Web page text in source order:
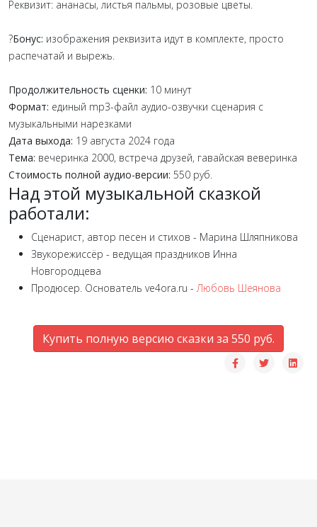
Реквизит: ананасы, листья пальмы, розовые цветы.
?Бонус: изображения реквизита идут в комплекте, просто
распечатай и вырежь.
Продолжительность сценки: 10 минут
Формат: единый mp3-файл аудио-озвучки сценария с
музыкальными нарезками
Дата выхода: 19 августа 2024 года
Тема: вечеринка 2000, встреча друзей, гавайская веверинка
Стоимость полной аудио-версии: 550 руб.
Над этой музыкальной сказкой
работали:
Сценарист, автор песен и стихов - Марина Шляпникова
Звукорежиссёр - ведущая праздников Инна
Новгородцева
Продюсер. Основатель ve4ora.ru -Любовь Шеянова
Купить полную версию сказки за 550 руб.